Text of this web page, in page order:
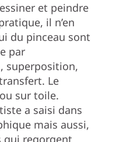
et peindre
il n’en
du pinceau sont
par
superposition,
Le
sur toile.
a saisi dans
mais aussi,
qui regorgent